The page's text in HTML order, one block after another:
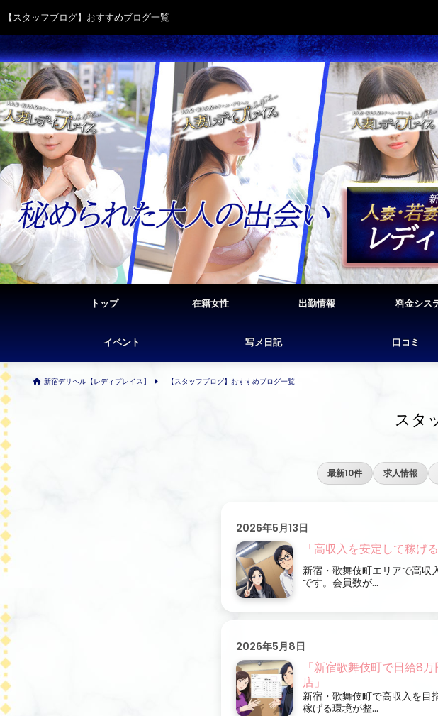
【スタッフブログ】おすすめブログ一覧
トップ 在籍女性 出勤情報 料金シス
イベント 写メ日記 口コミ
新宿デリヘル【レディプレイス】 【スタッフブログ】おすすめブログ一覧
スタ
最新10件 求人情報
2026年5月13日
「高収入を安定して稼げ
新宿・歌舞伎町エリアで高
です。会員数が...
2026年5月8日
「新宿歌舞伎町で日給8
店」
新宿・歌舞伎町で高収入を目
稼げる環境が整...